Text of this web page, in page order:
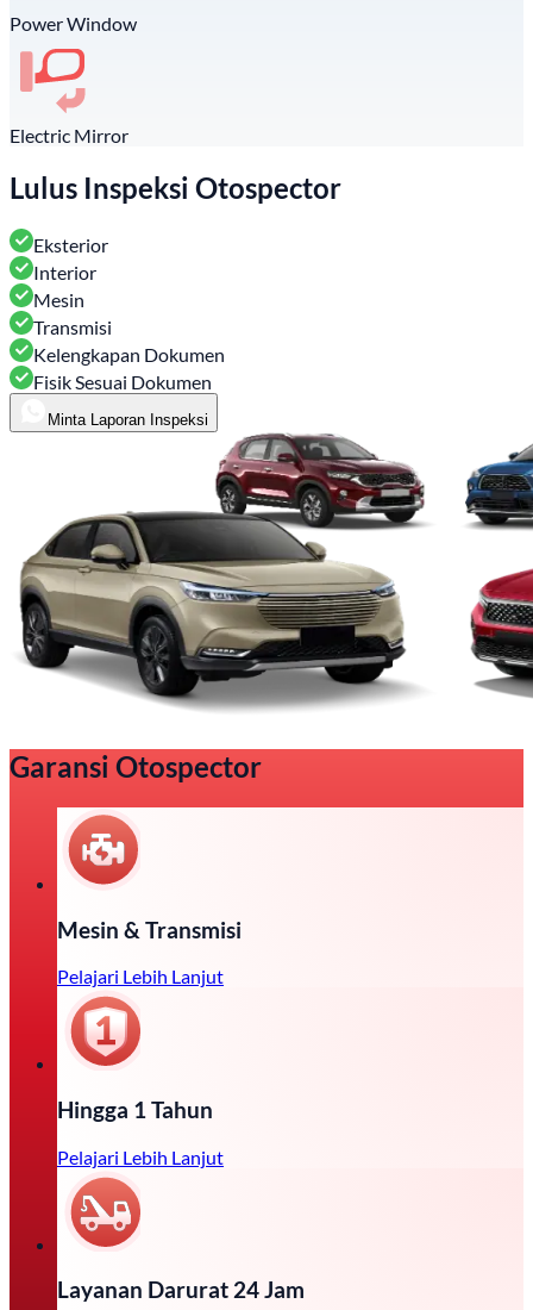
Power Window
Electric Mirror
Lulus Inspeksi Otospector
Eksterior
Interior
Mesin
Transmisi
Kelengkapan Dokumen
Fisik Sesuai Dokumen
Minta Laporan Inspeksi
Garansi Otospector
Mesin & Transmisi
Pelajari Lebih Lanjut
Hingga 1 Tahun
Pelajari Lebih Lanjut
Layanan Darurat 24 Jam